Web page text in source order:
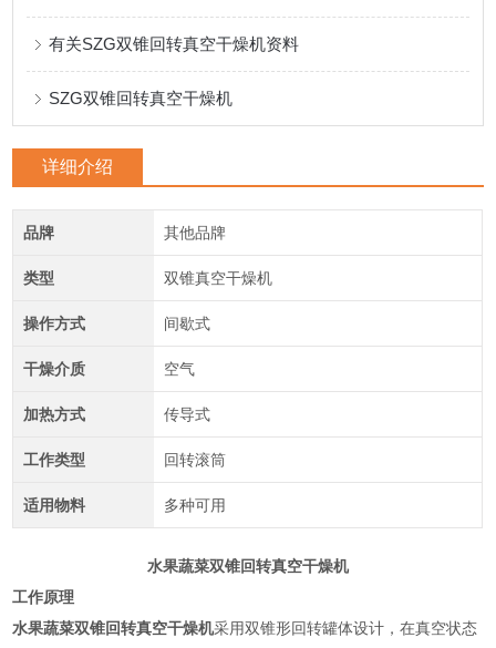
有关SZG双锥回转真空干燥机资料
SZG双锥回转真空干燥机
详细介绍
品牌 其他品牌
类型 双锥真空干燥机
操作方式 间歇式
干燥介质 空气
加热方式 传导式
工作类型 回转滚筒
适用物料 多种可用
水果蔬菜双锥回转真空干燥机
工作原理
水果蔬菜双锥回转真空干燥机采用双锥形回转罐体设计，在真空状态